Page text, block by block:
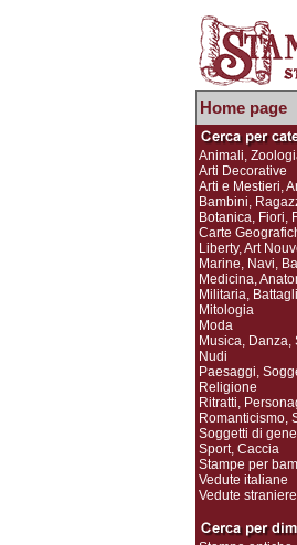
Home page
Animali,
Arti Decorative
Arti e Mestieri,
Bambini,
Botanica, Fiori,
Carte
Liberty, Art
Marine, Navi,
Medicina,
Militaria,
Mitologia
Moda
Musica, Danza,
Nudi
Paesaggi,
Religione
Ritratti,
Romanticismo,
Soggetti di
Sport, Caccia
Stampe per
Vedute italiane
Vedute straniere